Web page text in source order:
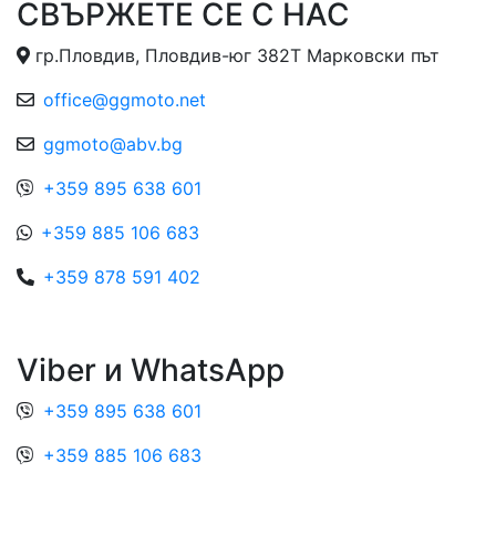
СВЪРЖЕТЕ СЕ С НАС
гр.Пловдив, Пловдив-юг 382Т Марковски път
office@ggmoto.net
ggmoto@abv.bg
+359 895 638 601
+359 885 106 683
+359 878 591 402
Viber и WhatsApp
+359 895 638 601
+359 885 106 683